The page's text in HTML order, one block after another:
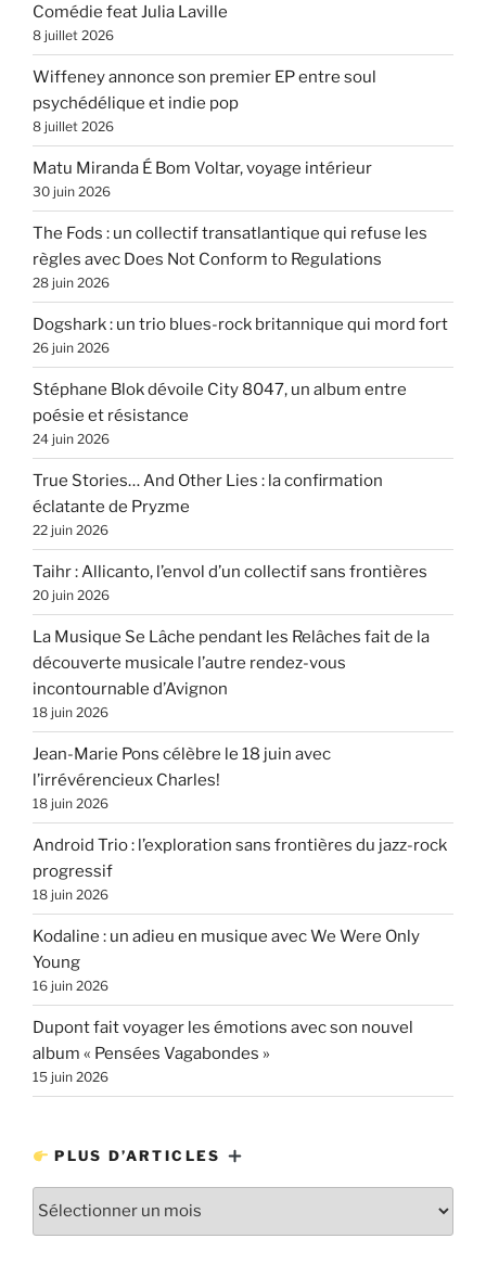
Comédie feat Julia Laville
8 juillet 2026
Wiffeney annonce son premier EP entre soul
psychédélique et indie pop
8 juillet 2026
Matu Miranda É Bom Voltar, voyage intérieur
30 juin 2026
The Fods : un collectif transatlantique qui refuse les
règles avec Does Not Conform to Regulations
28 juin 2026
Dogshark : un trio blues-rock britannique qui mord fort
26 juin 2026
Stéphane Blok dévoile City 8047, un album entre
poésie et résistance
24 juin 2026
True Stories… And Other Lies : la confirmation
éclatante de Pryzme
22 juin 2026
Taihr : Allicanto, l’envol d’un collectif sans frontières
20 juin 2026
La Musique Se Lâche pendant les Relâches fait de la
découverte musicale l’autre rendez-vous
incontournable d’Avignon
18 juin 2026
Jean-Marie Pons célèbre le 18 juin avec
l’irrévérencieux Charles!
18 juin 2026
Android Trio : l’exploration sans frontières du jazz-rock
progressif
18 juin 2026
Kodaline : un adieu en musique avec We Were Only
Young
16 juin 2026
Dupont fait voyager les émotions avec son nouvel
album « Pensées Vagabondes »
15 juin 2026
PLUS D’ARTICLES